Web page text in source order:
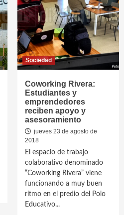
Sociedad
Coworking Rivera:
Estudiantes y
emprendedores
reciben apoyo y
asesoramiento
jueves 23 de agosto de
2018
El espacio de trabajo
colaborativo denominado
“Coworking Rivera” viene
funcionando a muy buen
ritmo en el predio del Polo
Educativo...